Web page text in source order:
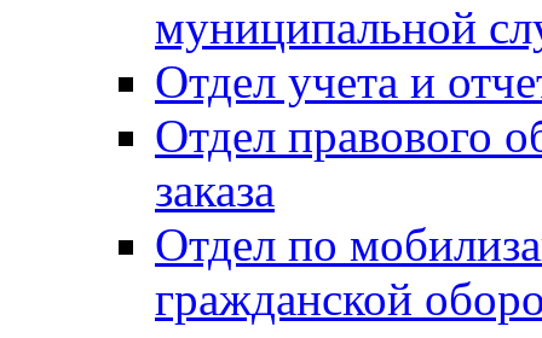
муниципальной
Отдел учета и
Отдел правового
заказа
Отдел по
гражданской